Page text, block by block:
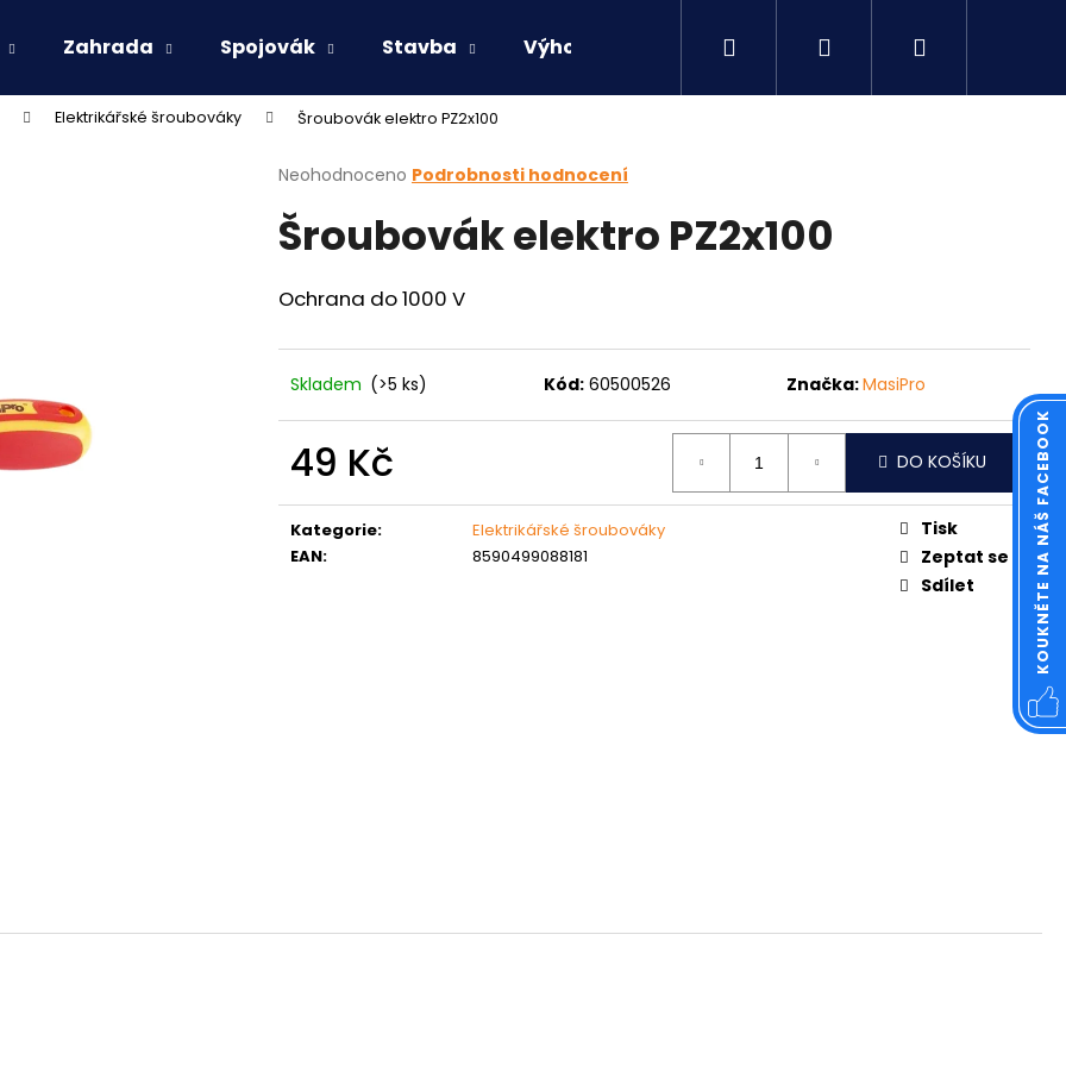
Zahrada Spojovák Stavba Výhodné sety Kontakty Přihlášení
Elektrikářské šroubováky Šroubovák elektro PZ2x100
Průměrné
produktu
je
z
5
Neohodnoceno Podrobnosti hodnocení
Šroubovák elektro PZ2x100
Ochrana do 1000 V
Skladem (>5 ks) Kód: 60500526 Značka:MasiPro
49 Kč
cena:
DO KOŠÍKU
Kategorie:
Elektrikářské šroubováky
EAN: 8590499088181
Tisk
Zeptat se
Sdílet
Co potřebujete najít?
HLEDAT
Následující
MATICE ŠESTIHRANNÁ PRODLOUŽENÁ
PODLOŽKA PÉROVÁ ČTVERCOVÁ NEREZ
KOUKNĚTE NA NÁŠ FACEBOOK